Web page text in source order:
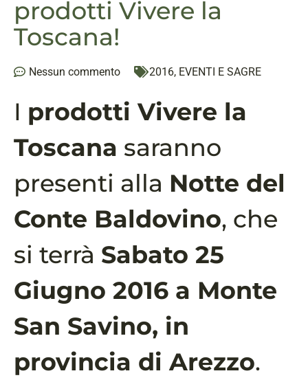
prodotti Vivere la
Toscana!
Nessun commento 2016, EVENTI E SAGRE
I prodotti Vivere la
Toscana saranno
presenti alla Notte del
Conte Baldovino, che
si terrà Sabato 25
Giugno 2016 a Monte
San Savino, in
provincia di Arezzo.